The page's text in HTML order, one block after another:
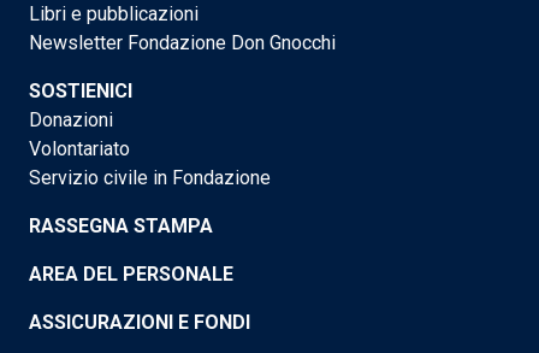
Libri e pubblicazioni
Newsletter Fondazione Don Gnocchi
SOSTIENICI
Donazioni
Volontariato
Servizio civile in Fondazione
RASSEGNA STAMPA
AREA DEL PERSONALE
ASSICURAZIONI E FONDI